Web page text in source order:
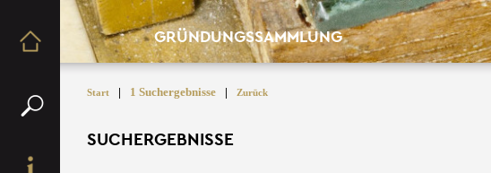
GRÜNDUNGSSAMMLUNG
Start | 1 Suchergebnisse | Zurück
SUCHERGEBNISSE